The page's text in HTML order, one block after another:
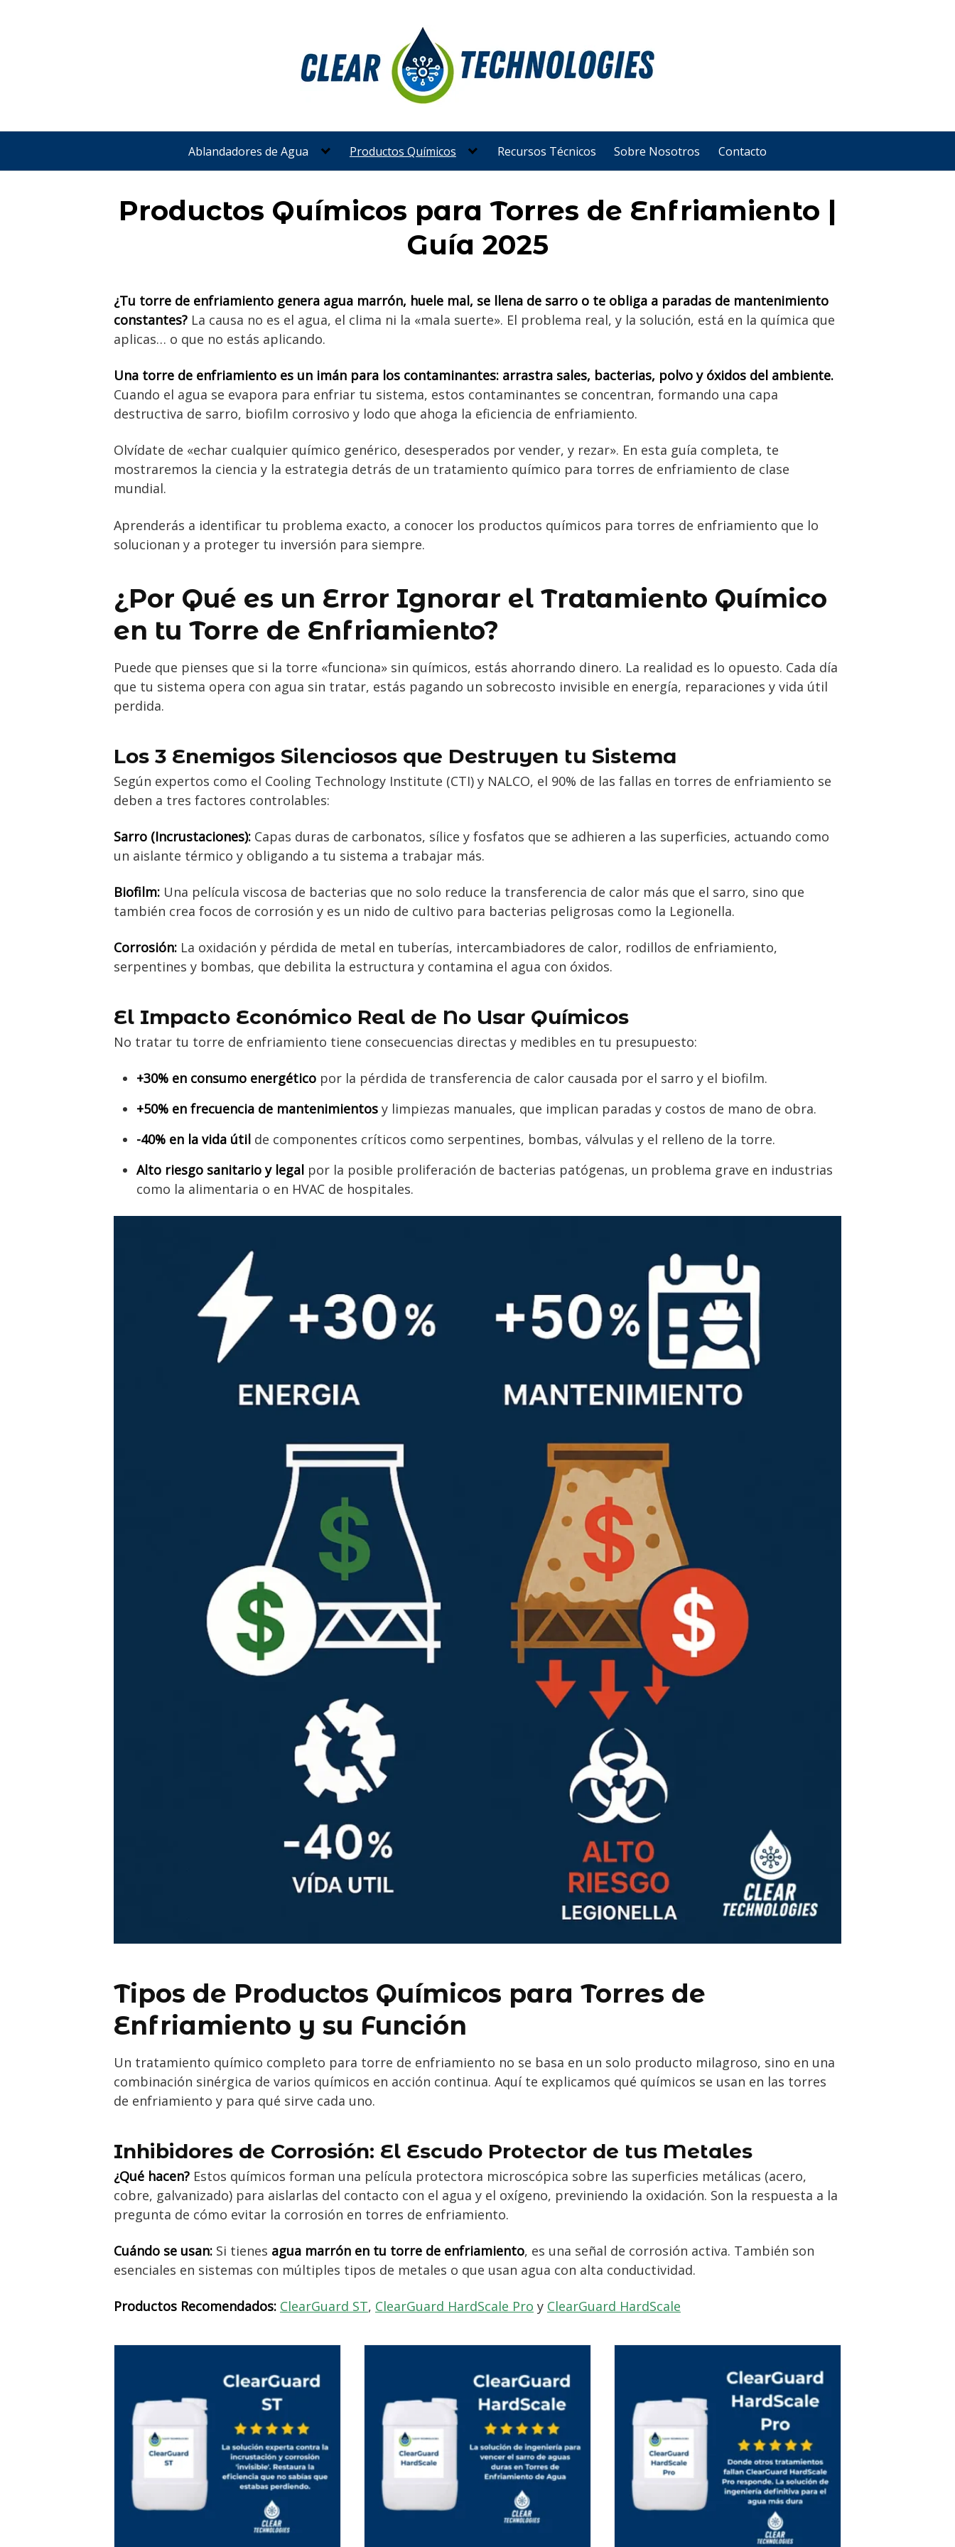
Ablandadores de Agua Productos Químicos Recursos Técnicos Sobre Nosotros Contacto
Productos Químicos para Torres de Enfriamiento |
Guía 2025
¿Tu torre de enfriamiento genera agua marrón, huele mal, se llena de sarro o te obliga a paradas de mantenimiento
constantes? La causa no es el agua, el clima ni la «mala suerte». El problema real, y la solución, está en la química que
aplicas… o que no estás aplicando.
Una torre de enfriamiento es un imán para los contaminantes: arrastra sales, bacterias, polvo y óxidos del ambiente.
Cuando el agua se evapora para enfriar tu sistema, estos contaminantes se concentran, formando una capa
destructiva de sarro, biofilm corrosivo y lodo que ahoga la eficiencia de enfriamiento.
Olvídate de «echar cualquier químico genérico, desesperados por vender, y rezar». En esta guía completa, te
mostraremos la ciencia y la estrategia detrás de un tratamiento químico para torres de enfriamiento de clase
mundial.
Aprenderás a identificar tu problema exacto, a conocer los productos químicos para torres de enfriamiento que lo
solucionan y a proteger tu inversión para siempre.
¿Por Qué es un Error Ignorar el Tratamiento Químico
en tu Torre de Enfriamiento?
Puede que pienses que si la torre «funciona» sin químicos, estás ahorrando dinero. La realidad es lo opuesto. Cada día
que tu sistema opera con agua sin tratar, estás pagando un sobrecosto invisible en energía, reparaciones y vida útil
perdida.
Los 3 Enemigos Silenciosos que Destruyen tu Sistema
Según expertos como el Cooling Technology Institute (CTI) y NALCO, el 90% de las fallas en torres de enfriamiento se
deben a tres factores controlables:
Sarro (Incrustaciones): Capas duras de carbonatos, sílice y fosfatos que se adhieren a las superficies, actuando como
un aislante térmico y obligando a tu sistema a trabajar más.
Biofilm: Una película viscosa de bacterias que no solo reduce la transferencia de calor más que el sarro, sino que
también crea focos de corrosión y es un nido de cultivo para bacterias peligrosas como la Legionella.
Corrosión: La oxidación y pérdida de metal en tuberías, intercambiadores de calor, rodillos de enfriamiento,
serpentines y bombas, que debilita la estructura y contamina el agua con óxidos.
El Impacto Económico Real de No Usar Químicos
No tratar tu torre de enfriamiento tiene consecuencias directas y medibles en tu presupuesto:
+30% en consumo energético por la pérdida de transferencia de calor causada por el sarro y el biofilm.
+50% en frecuencia de mantenimientos y limpiezas manuales, que implican paradas y costos de mano de obra.
-40% en la vida útil de componentes críticos como serpentines, bombas, válvulas y el relleno de la torre.
Alto riesgo sanitario y legal por la posible proliferación de bacterias patógenas, un problema grave en industrias
como la alimentaria o en HVAC de hospitales.
Tipos de Productos Químicos para Torres de
Enfriamiento y su Función
Un tratamiento químico completo para torre de enfriamiento no se basa en un solo producto milagroso, sino en una
combinación sinérgica de varios químicos en acción continua. Aquí te explicamos qué químicos se usan en las torres
de enfriamiento y para qué sirve cada uno.
Inhibidores de Corrosión: El Escudo Protector de tus Metales
¿Qué hacen? Estos químicos forman una película protectora microscópica sobre las superficies metálicas (acero,
cobre, galvanizado) para aislarlas del contacto con el agua y el oxígeno, previniendo la oxidación. Son la respuesta a la
pregunta de cómo evitar la corrosión en torres de enfriamiento.
Cuándo se usan: Si tienes agua marrón en tu torre de enfriamiento, es una señal de corrosión activa. También son
esenciales en sistemas con múltiples tipos de metales o que usan agua con alta conductividad.
Productos Recomendados: ClearGuard ST, ClearGuard HardScale Pro y ClearGuard HardScale